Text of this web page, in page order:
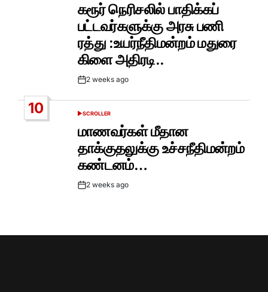
கரூர் நெரிசலில் பாதிக்கப்
பட்டவர்களுக்கு அரசு பணி
ரத்து :உயர்நீதிமன்றம் மதுரை
கிளை அதிரடி..
Post2 weeks ago
10
POSTED
SCROLLER
மாணவர்கள் மீதான
தாக்குதலுக்கு உச்சநீதிமன்றம்
கண்டனம்…
Post2 weeks ago